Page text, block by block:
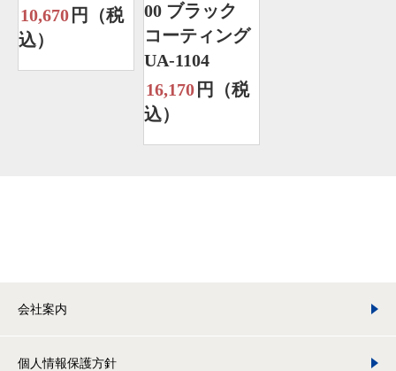
10,670 円（税
込）
00 ブラック
コーティング
UA-1104
16,170 円（税
込）
会社案内
個人情報保護方針